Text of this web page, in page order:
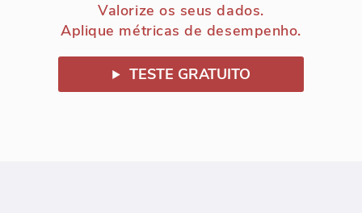
Valorize os seus dados.
Aplique métricas de desempenho.
TESTE GRATUITO